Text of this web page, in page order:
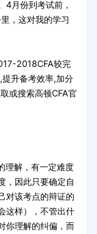
4月份到考试前，
，这对我的学习
2018CFA较完
升备考效率,加分
或搜索高顿CFA官
解，有一定难度
，因此只要确定自
对该考点的辩证的
这样），不管出什
你理解的纠偏，而